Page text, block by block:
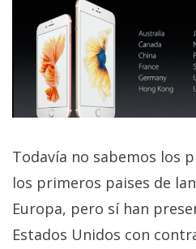
Todavía no sabemos los
los primeros paises de
Europa, pero sí han
Estados Unidos con